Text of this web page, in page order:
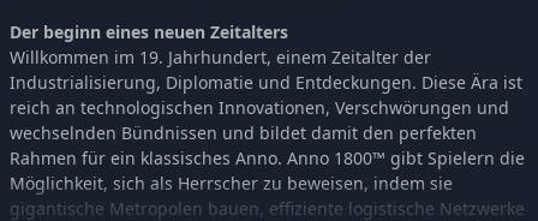
Der beginn eines neuen Zeitalters
Willkommen im 19. Jahrhundert, einem Zeitalter der
Industrialisierung, Diplomatie und Entdeckungen. Diese Ära ist
reich an technologischen Innovationen, Verschwörungen und
wechselnden Bündnissen und bildet damit den perfekten
Rahmen für ein klassisches Anno. Anno 1800™ gibt Spielern die
Möglichkeit, sich als Herrscher zu beweisen, indem sie
gigantische Metropolen bauen, effiziente logistische Netzwerke